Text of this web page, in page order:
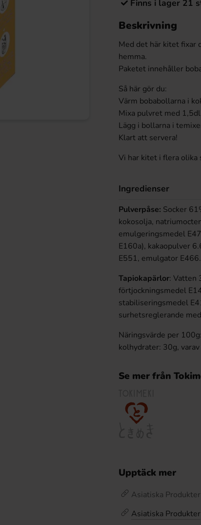
Finns i lager 21
Beskrivning
Med det här kitet fixar
hemma.
Paketet innehåller
Så här gör du:
Värm bobabollarna i
Mixa pulvret med
Lägg i bollarna i
Klart att servera!
Vi har kitet i flera olika
Ingredienser
Pulverpåse: Socker
kokosolja,
emulgeringsmedel
E160a), kakaopulver
E551, emulgator E466.
Tapiokapärlor: Vatten
förtjockningsmedel
stabiliseringsmedel
surhetsreglerande
Näringsvärde per
kolhydrater: 30g,
Se mer från
Upptäck mer
Asiatiska
Asiatiska Produkter